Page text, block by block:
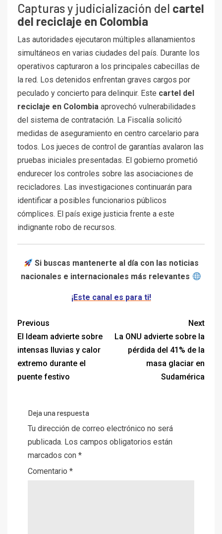
Capturas y judicialización del cartel
del reciclaje en Colombia
Las autoridades ejecutaron múltiples allanamientos
simultáneos en varias ciudades del país. Durante los
operativos capturaron a los principales cabecillas de
la red. Los detenidos enfrentan graves cargos por
peculado y concierto para delinquir. Este cartel del
reciclaje en Colombia aprovechó vulnerabilidades
del sistema de contratación. La Fiscalía solicitó
medidas de aseguramiento en centro carcelario para
todos. Los jueces de control de garantías avalaron las
pruebas iniciales presentadas. El gobierno prometió
endurecer los controles sobre las asociaciones de
recicladores. Las investigaciones continuarán para
identificar a posibles funcionarios públicos
cómplices. El país exige justicia frente a este
indignante robo de recursos.
Si buscas mantenerte al día con las noticias
nacionales e internacionales más relevantes
¡Este canal es para ti!
Previous
El Ideam advierte sobre
intensas lluvias y calor
extremo durante el
puente festivo
Next
La ONU advierte sobre la
pérdida del 41% de la
masa glaciar en
Sudamérica
Deja una respuesta
Tu dirección de correo electrónico no será
publicada. Los campos obligatorios están
marcados con *
Comentario *